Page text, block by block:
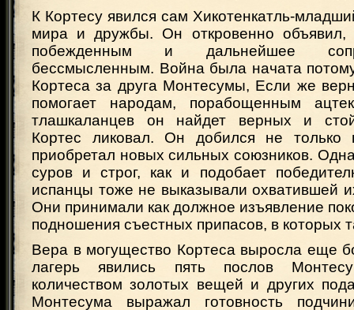
К Кортесу явился сам Хикотенкатль-
мира и дружбы. Он откровенно объявил,
побежденным и дальнейшее
бессмысленным. Война была начата
Кортеса за друга Монтесумы, Если же
помогает народам, порабощенным
тлашкаланцев он найдет верных и
Кортес ликовал. Он добился не только
приобретал новых сильных союзников.
суров и строг, как и подобает
испанцы тоже не выказывали охватившей
Они принимали как должное изъявление
подношения съестных припасов, в которых
Вера в могущество Кортеса выросла еще
лагерь явились пять послов
количеством золотых вещей и других
Монтесума выражал готовность